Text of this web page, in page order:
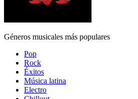
Géneros musicales más populares
Pop
Rock
Éxitos
Música latina
Electro